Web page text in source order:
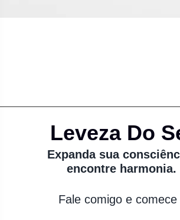
Leveza Do
Expanda sua
encontre harmonia.
Fale comigo e comece